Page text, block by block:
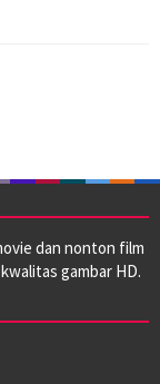
dan nonton film
gambar HD.